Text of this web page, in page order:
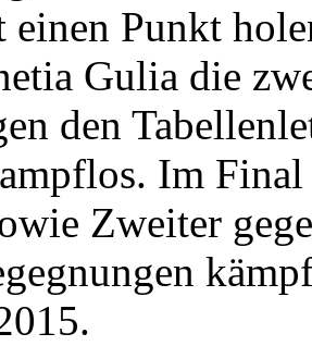
einen Punkt
Gulia die
den
Im
Zweiter